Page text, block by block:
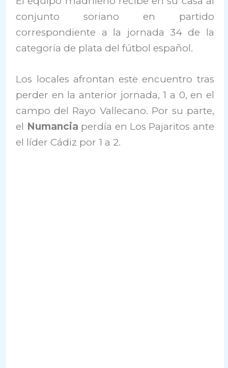
conjunto soriano en partido
correspondiente a la jornada 34 de la
categoría de plata del fútbol español.
Los locales afrontan este encuentro tras
perder en la anterior jornada, 1 a 0, en el
campo del Rayo Vallecano. Por su parte,
el Numancia perdía en Los Pajaritos ante
el líder Cádiz por 1 a 2.